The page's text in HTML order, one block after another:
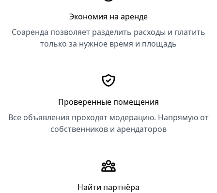
Экономия на аренде
Соаренда позволяет разделить расходы и платить
только за нужное время и площадь
Проверенные помещения
Все объявления проходят модерацию. Напрямую от
собственников и арендаторов
Найти партнёра